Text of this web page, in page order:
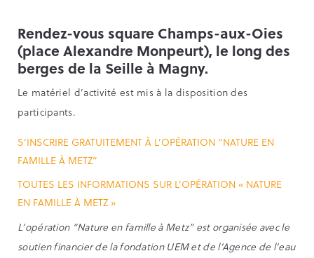
Rendez-vous square Champs-aux-Oies
(place Alexandre Monpeurt), le long des
berges de la Seille à Magny.
Le matériel d’activité est mis à la disposition des
participants.
S’INSCRIRE GRATUITEMENT À L’OPÉRATION “NATURE EN
FAMILLE À METZ”
TOUTES LES INFORMATIONS SUR L’OPÉRATION « NATURE
EN FAMILLE À METZ »
L’opération “Nature en famille à Metz” est organisée avec le
soutien financier de la fondation UEM et de l’Agence de l’eau